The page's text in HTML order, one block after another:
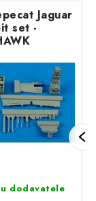
Jaguar
set -
dodavatele